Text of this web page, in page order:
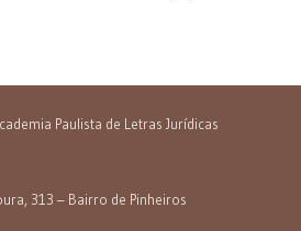
Paulista de Letras Jurídicas
313 – Bairro de Pinheiros